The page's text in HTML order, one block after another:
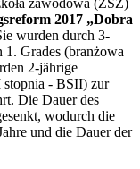
2017 „Dobra
wurden durch 3-
Grades (branżowa
2-jährige
stopnia - BSII) zur
Die Dauer des
wodurch die
und die Dauer der